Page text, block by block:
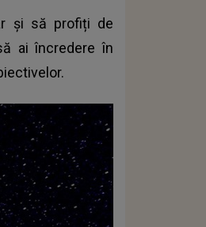
și să profiți de
ai încredere în